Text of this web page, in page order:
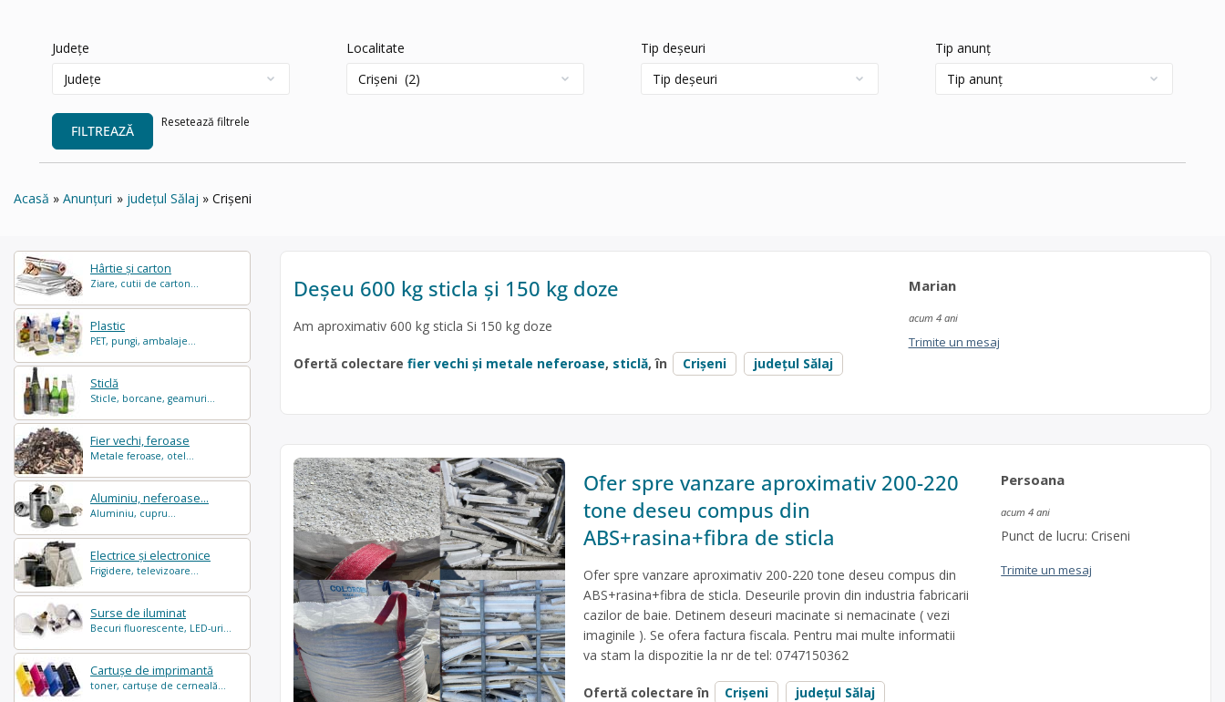
Județe Localitate Tip deșeuri Tip anunț
FILTREAZĂ
Resetează filtrele
Acasă Anunțuri județul Sălaj Crișeni
Hârtie și carton
Ziare, cutii de carton...
Plastic
PET, pungi, ambalaje...
Sticlă
Sticle, borcane, geamuri...
Fier vechi, feroase
Metale feroase, otel...
Aluminiu, neferoase...
Aluminiu, cupru...
Electrice și electronice
Frigidere, televizoare...
Surse de iluminat
Becuri fluorescente, LED-uri...
Cartușe de imprimantă
toner, cartușe de cerneală...
Deșeu 600 kg sticla și 150 kg doze
Am aproximativ 600 kg sticla Si 150 kg doze
Ofertă colectare fier vechi și metale neferoase, sticlă, în Crișeni județul Sălaj
Marian
acum 4 ani
Trimite un mesaj
Ofer spre vanzare aproximativ 200-220
tone deseu compus din
ABS+rasina+fibra de sticla
Ofer spre vanzare aproximativ 200-220 tone deseu compus din
ABS+rasina+fibra de sticla. Deseurile provin din industria fabricarii
cazilor de baie. Detinem deseuri macinate si nemacinate ( vezi
imaginile ). Se ofera factura fiscala. Pentru mai multe informatii
va stam la dispozitie la nr de tel: 0747150362
Ofertă colectare în Crișeni județul Sălaj
Persoana
acum 4 ani
Punct de lucru: Criseni
Trimite un mesaj